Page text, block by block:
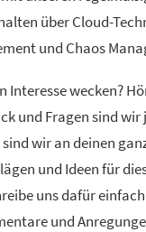
über Cloud-
und Chaos
Interesse wecken?
und Fragen sind
sind wir an deinen
und Ideen für
uns dafür
und